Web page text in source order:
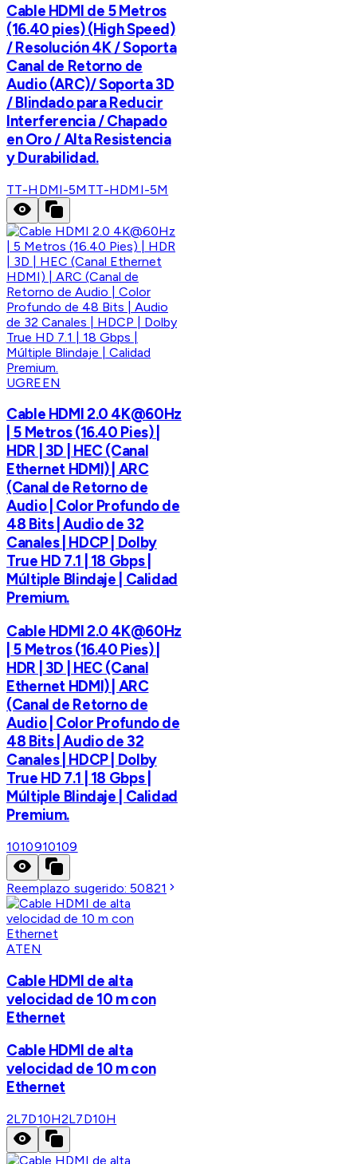
Cable HDMI de 5 Metros
(16.40 pies) (High Speed)
/ Resolución 4K / Soporta
Canal de Retorno de
Audio (ARC)/ Soporta 3D
/ Blindado para Reducir
Interferencia / Chapado
en Oro / Alta Resistencia
y Durabilidad.
TT-HDMI-5M TT-HDMI-5M
UGREEN
Cable HDMI 2.0 4K@60Hz
| 5 Metros (16.40 Pies) |
HDR | 3D | HEC (Canal
Ethernet HDMI) | ARC
(Canal de Retorno de
Audio | Color Profundo de
48 Bits | Audio de 32
Canales | HDCP | Dolby
True HD 7.1 | 18 Gbps |
Múltiple Blindaje | Calidad
Premium.
Cable HDMI 2.0 4K@60Hz
| 5 Metros (16.40 Pies) |
HDR | 3D | HEC (Canal
Ethernet HDMI) | ARC
(Canal de Retorno de
Audio | Color Profundo de
48 Bits | Audio de 32
Canales | HDCP | Dolby
True HD 7.1 | 18 Gbps |
Múltiple Blindaje | Calidad
Premium.
1010910109
Reemplazo sugerido:50821
ATEN
Cable HDMI de alta
velocidad de 10 m con
Ethernet
Cable HDMI de alta
velocidad de 10 m con
Ethernet
2L7D10H2L7D10H